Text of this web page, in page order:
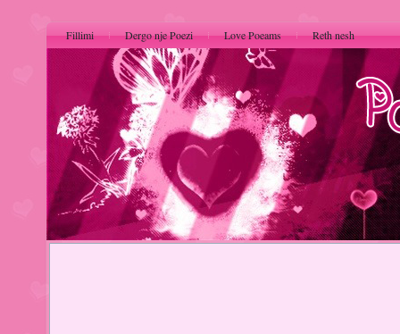
Fillimi Dergo nje Poezi Love Poeams Reth nesh